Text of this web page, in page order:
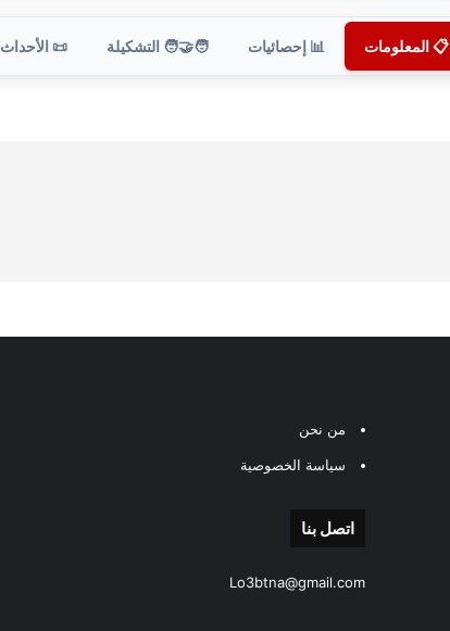
📋 المعلومات 📊 إحصائيات 🧑‍🤝‍🧑 التشكيلة 📜 الأحداث
من نحن
سياسة الخصوصية
اتصل بنا
Lo3btna@gmail.com